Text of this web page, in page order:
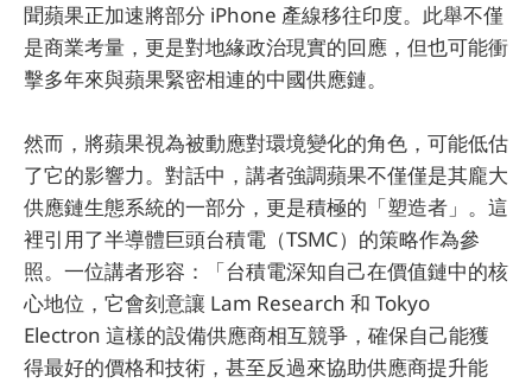
聞蘋果正加速將部分 iPhone 產線移往印度。此舉不僅
是商業考量，更是對地緣政治現實的回應，但也可能衝
擊多年來與蘋果緊密相連的中國供應鏈。
然而，將蘋果視為被動應對環境變化的角色，可能低估
了它的影響力。對話中，講者強調蘋果不僅僅是其龐大
供應鏈生態系統的一部分，更是積極的「塑造者」。這
裡引用了半導體巨頭台積電（TSMC）的策略作為參
照。一位講者形容：「台積電深知自己在價值鏈中的核
心地位，它會刻意讓 Lam Research 和 Tokyo
Electron 這樣的設備供應商相互競爭，確保自己能獲
得最好的價格和技術，甚至反過來協助供應商提升能